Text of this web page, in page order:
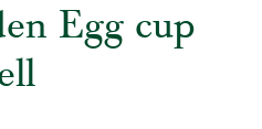
Egg cup